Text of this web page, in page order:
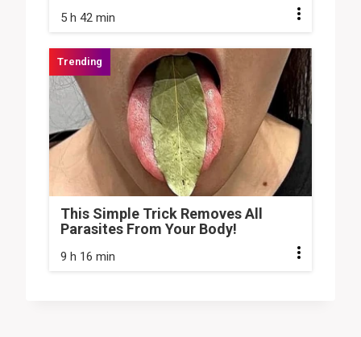
5 h 42 min
This Simple Trick Removes All
Parasites From Your Body!
9 h 16 min